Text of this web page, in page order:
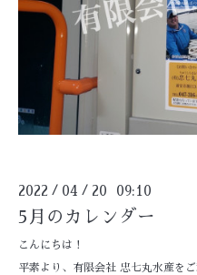
2022 / 04 / 20 09:10
5月のカレンダー
こんにちは！
平素より、有限会社 忠七丸水産を